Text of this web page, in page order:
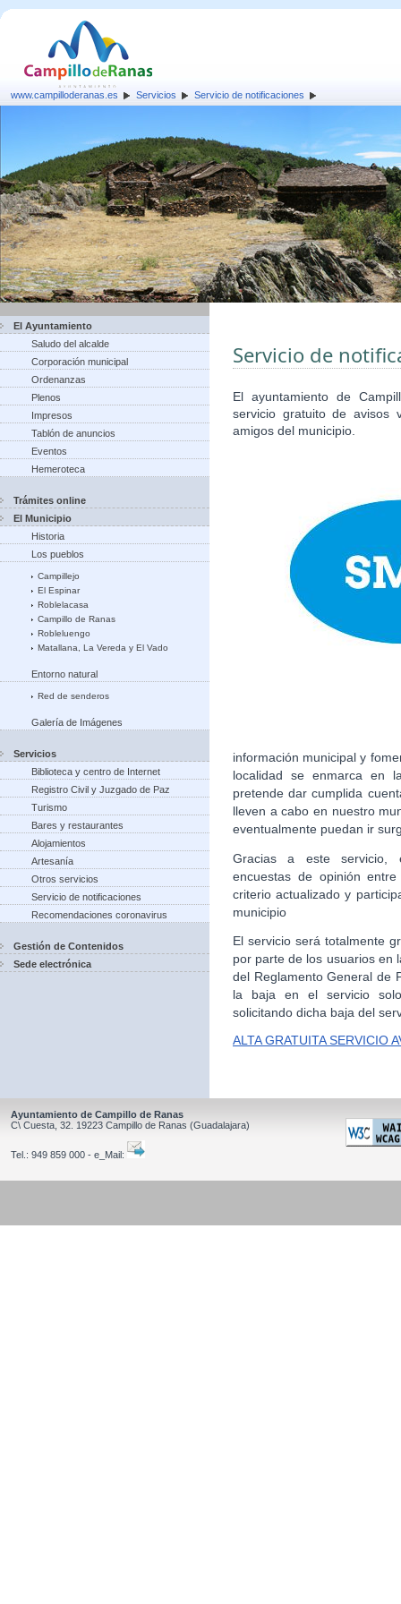
www.campilloderanas.es Servicios Servicio de notificaciones
El Ayuntamiento
Saludo del alcalde
Corporación municipal
Ordenanzas
Plenos
Impresos
Tablón de anuncios
Eventos
Hemeroteca
Trámites online
El Municipio
Historia
Los pueblos
Campillejo
El Espinar
Roblelacasa
Campillo de Ranas
Robleluengo
Matallana, La Vereda y El Vado
Entorno natural
Red de senderos
Galería de Imágenes
Servicios
Biblioteca y centro de Internet
Registro Civil y Juzgado de Paz
Turismo
Bares y restaurantes
Alojamientos
Artesanía
Otros servicios
Servicio de notificaciones
Recomendaciones coronavirus
Gestión de Contenidos
Sede electrónica
Servicio de
El ayuntamiento de
servicio gratuito de
amigos del municipio.
información municipal y
localidad se enmarca en
pretende dar cumplida
lleven a cabo en nuestro
eventualmente puedan ir
Gracias a este servicio,
encuestas de opinión
criterio actualizado y
municipio
El servicio será totalmente
por parte de los usuarios en
del Reglamento General de
la baja en el servicio
solicitando dicha baja del
ALTA GRATUITA SERVICIO
Ayuntamiento de Campillo de Ranas
C\ Cuesta, 32. 19223 Campillo de Ranas (Guadalajara)
Tel.: 949 859 000 - e_Mail: